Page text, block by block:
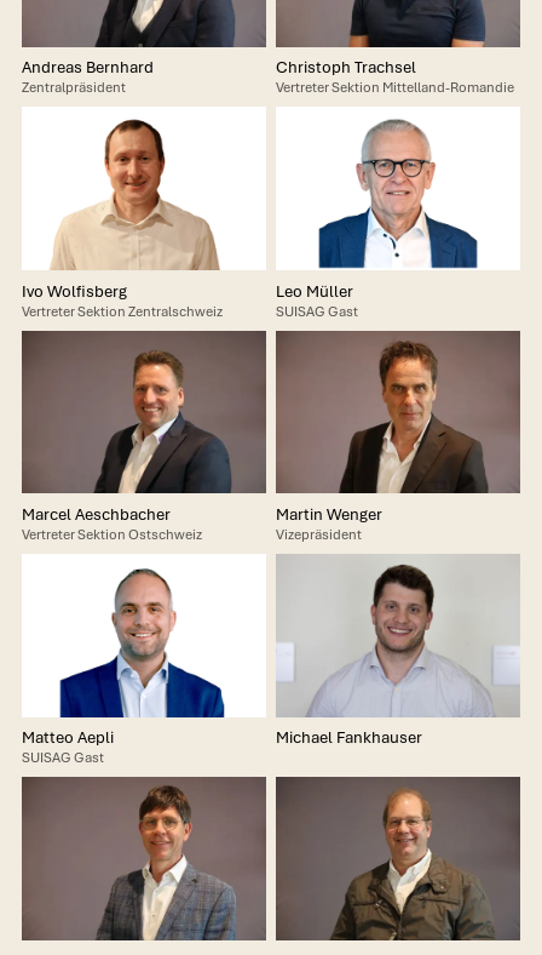
Andreas Bernhard
Zentralpräsident
Christoph Trachsel
Vertreter Sektion Mittelland-Romandie
Ivo Wolfisberg
Vertreter Sektion Zentralschweiz
Leo Müller
SUISAG Gast
Marcel Aeschbacher
Vertreter Sektion Ostschweiz
Martin Wenger
Vizepräsident
Matteo Aepli
SUISAG Gast
Michael Fankhauser